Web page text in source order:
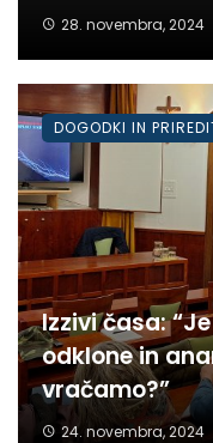
28. novembra, 2024
Izzivi časa:
odklone in
vračamo?”
24. novembra, 2024
DOGODKI IN